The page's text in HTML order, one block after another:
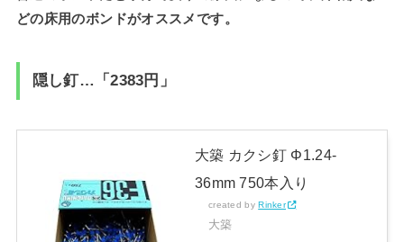
どの床用のボンドがオススメです。
隠し釘…「2383円」
大築 カクシ釘 Φ1.24-
36mm 750本入り
created byRinker
大築